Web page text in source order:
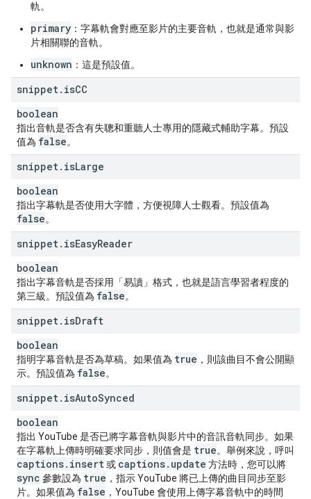
軌。
primary ：字幕軌會對應至影片的主要音軌，也就是通常與影
片相關聯的音軌。
unknown ：這是預設值。
snippet. isCC
boolean
指出音軌是否含有失聰和重聽人士專用的隱藏式輔助字幕。預設
值為 false。
snippet. isLarge
boolean
指出字幕軌是否使用大字體，方便視障人士觀看。預設值為
false。
snippet. isEasyReader
boolean
指出字幕音軌是否採用「易讀」格式，也就是語言學習者程度的
第三級。預設值為 false。
snippet. isDraft
boolean
指明字幕音軌是否為草稿。如果值為 true ，則該曲目不會公開顯
示。預設值為 false。
snippet. isAutoSynced
boolean
指出 YouTube 是否已將字幕音軌與影片中的音訊音軌同步。如果
在字幕軌上傳時明確要求同步，則值會是 true。舉例來說，呼叫
captions. insert或 captions. update 方法時，您可以將
sync 參數設為 true ，指示 YouTube 將已上傳的曲目同步至影
片。如果值為 false ，YouTube 會使用上傳字幕音軌中的時間